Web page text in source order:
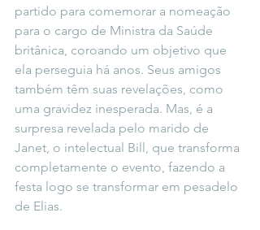
partido para comemorar a nomeação
para o cargo de Ministra da Saúde
britânica, coroando um objetivo que
ela perseguia há anos. Seus amigos
também têm suas revelações, como
uma gravidez inesperada. Mas, é a
surpresa revelada pelo marido de
Janet, o intelectual Bill, que transforma
completamente o evento, fazendo a
festa logo se transformar em pesadelo
de Elias.